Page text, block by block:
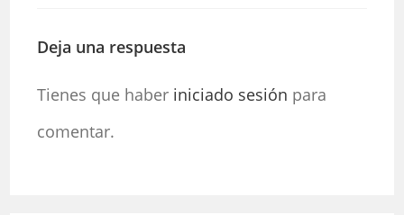
Deja una respuesta
Tienes que haber iniciado sesión para
comentar.